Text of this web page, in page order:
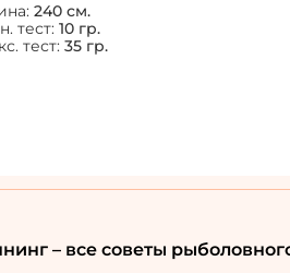
240 см.
тест: 10 гр.
тест: 35 гр.
– все советы